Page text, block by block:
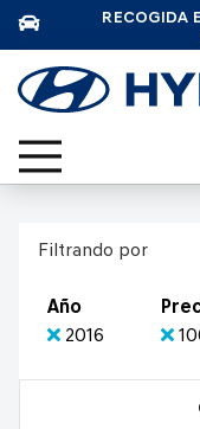
RECOGIDA
Filtrando por
Año
2016